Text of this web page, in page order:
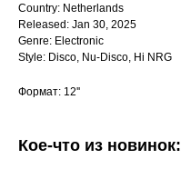
Country: Netherlands
Released: Jan 30, 2025
Genre: Electronic
Style: Disco, Nu-Disco, Hi NRG
Формат: 12''
Кое-что из новинок: